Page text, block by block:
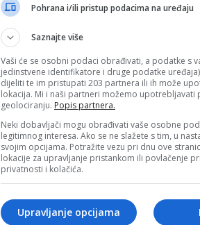
Pohrana i/ili pristup podacima na uređaju
Saznajte više
Vaši će se osobni podaci obrađivati, a podatke s
jedinstvene identifikatore i druge podatke
dijeliti te im pristupati 203 partnera ili ih može
lokacija. Mi i naši partneri možemo upotrebljavati
geolociranju. Popis partnera.
Neki dobavljači mogu obrađivati vaše osobne
legitimnog interesa. Ako se ne slažete s tim, u
svojim opcijama. Potražite vezu pri dnu ove
lokacije za upravljanje pristankom ili povlačenje
privatnosti i kolačića.
Upravljanje opcijama